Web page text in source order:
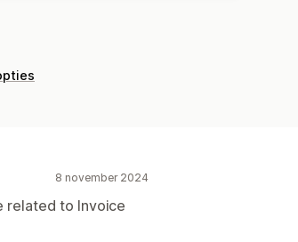
8 november 2024
related to Invoice